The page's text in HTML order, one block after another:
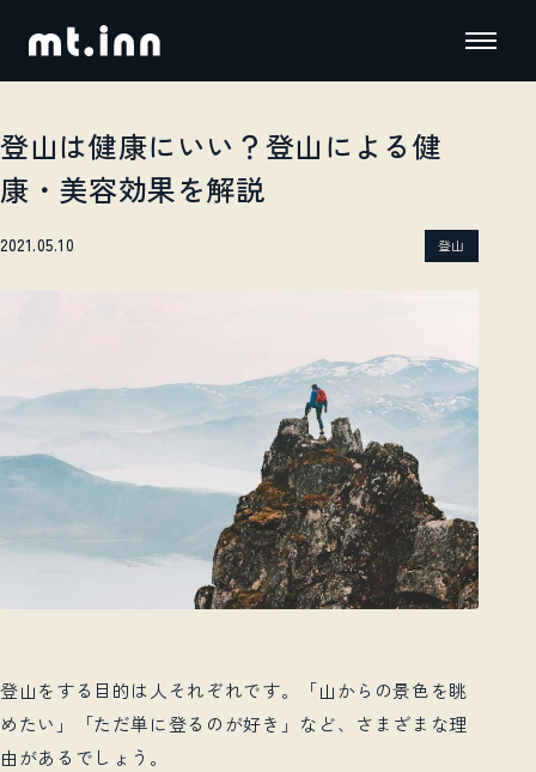
登山は健康にいい？登山による健
康・美容効果を解説
2021.05.10 登山
登山をする目的は人それぞれです。「山からの景色を眺
めたい」「ただ単に登るのが好き」など、さまざまな理
由があるでしょう。